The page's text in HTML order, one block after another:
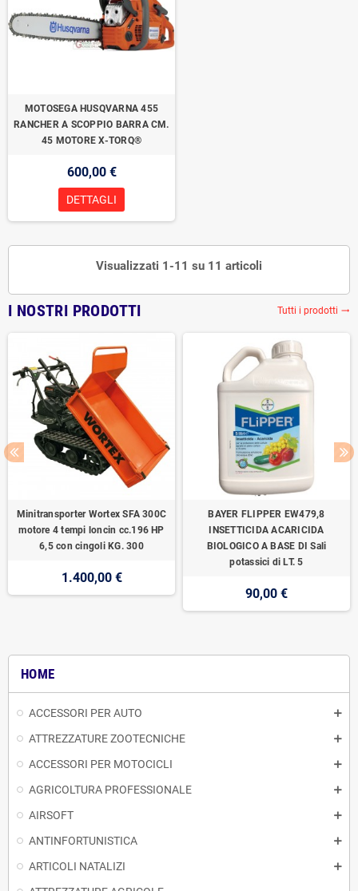
HOME
ACCESSORI PER AUTO
ATTREZZATURE ZOOTECNICHE
ACCESSORI PER MOTOCICLI
AGRICOLTURA PROFESSIONALE
AIRSOFT
ANTINFORTUNISTICA
ARTICOLI NATALIZI
MOTOSEGA HUSQVARNA 455
RANCHER A SCOPPIO BARRA CM.
45 MOTORE X-TORQ®
600,00 €
DETTAGLI
Visualizzati 1-11 su 11 articoli
I NOSTRI PRODOTTI Tutti i prodotti trending_flat
Minitransporter Wortex SFA 300C
motore 4 tempi loncin cc.196 HP
6,5 con cingoli KG. 300
1.400,00 €
BAYER FLIPPER EW479,8
INSETTICIDA ACARICIDA
BIOLOGICO A BASE DI Sali
potassici di LT. 5
90,00 €